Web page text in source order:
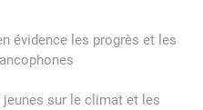
évidence les progrès et les
sur le climat et les